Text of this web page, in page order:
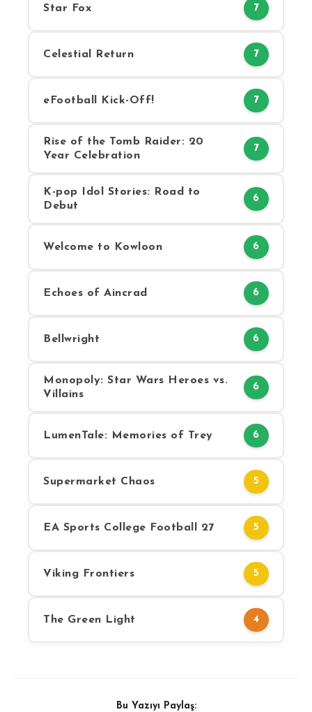
Star Fox 7
Celestial Return 7
eFootball Kick-Off! 7
Rise of the Tomb Raider: 20
Year Celebration
7
K-pop Idol Stories: Road to
Debut
6
Welcome to Kowloon 6
Echoes of Aincrad 6
Bellwright 6
Monopoly: Star Wars Heroes vs.
Villains
6
LumenTale: Memories of Trey 6
Supermarket Chaos 5
EA Sports College Football 27 5
Viking Frontiers 5
The Green Light 4
Bu Yazıyı Paylaş: